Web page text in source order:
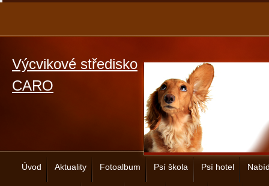
Výcvikové středisko
CARO
Úvod Aktuality Fotoalbum Psí škola Psí hotel